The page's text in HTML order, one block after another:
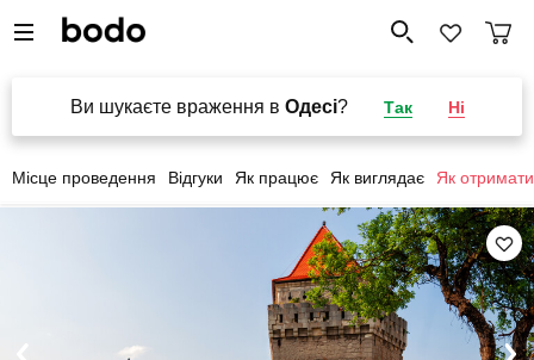
Ви шукаєте враження в Одесі? Так Ні
Місце проведення Відгуки Як працює Як виглядає Як отримати